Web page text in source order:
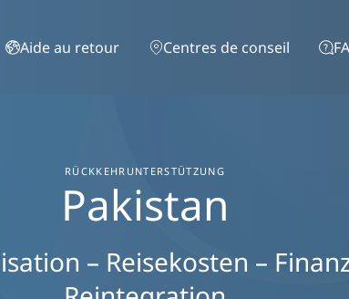
Aide au retour
Centres de conseil
RÜCKKEHRUNTERSTÜTZUNG
Pakistan
– Reisekosten –